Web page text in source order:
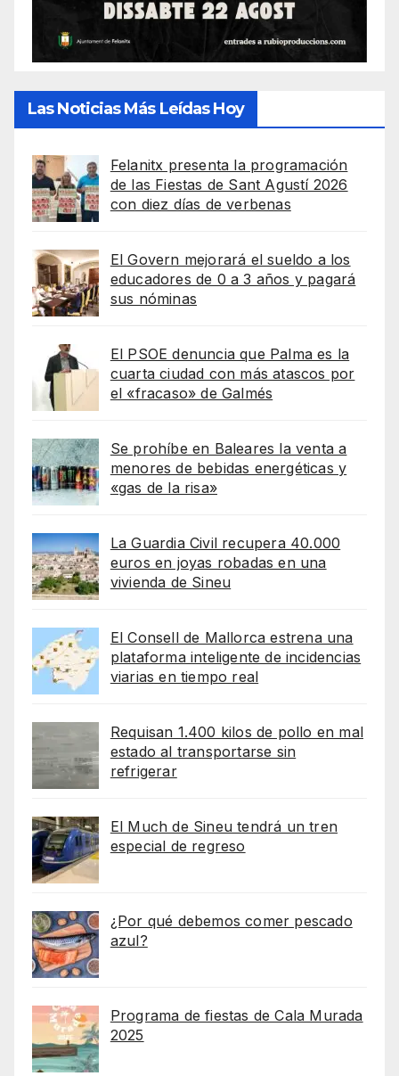
Las Noticias Más Leídas Hoy
Felanitx presenta la programación
de las Fiestas de Sant Agustí 2026
con diez días de verbenas
El Govern mejorará el sueldo a los
educadores de 0 a 3 años y pagará
sus nóminas
El PSOE denuncia que Palma es la
cuarta ciudad con más atascos por
el «fracaso» de Galmés
Se prohíbe en Baleares la venta a
menores de bebidas energéticas y
«gas de la risa»
La Guardia Civil recupera 40.000
euros en joyas robadas en una
vivienda de Sineu
El Consell de Mallorca estrena una
plataforma inteligente de incidencias
viarias en tiempo real
Requisan 1.400 kilos de pollo en mal
estado al transportarse sin
refrigerar
El Much de Sineu tendrá un tren
especial de regreso
¿Por qué debemos comer pescado
azul?
Programa de fiestas de Cala Murada
2025